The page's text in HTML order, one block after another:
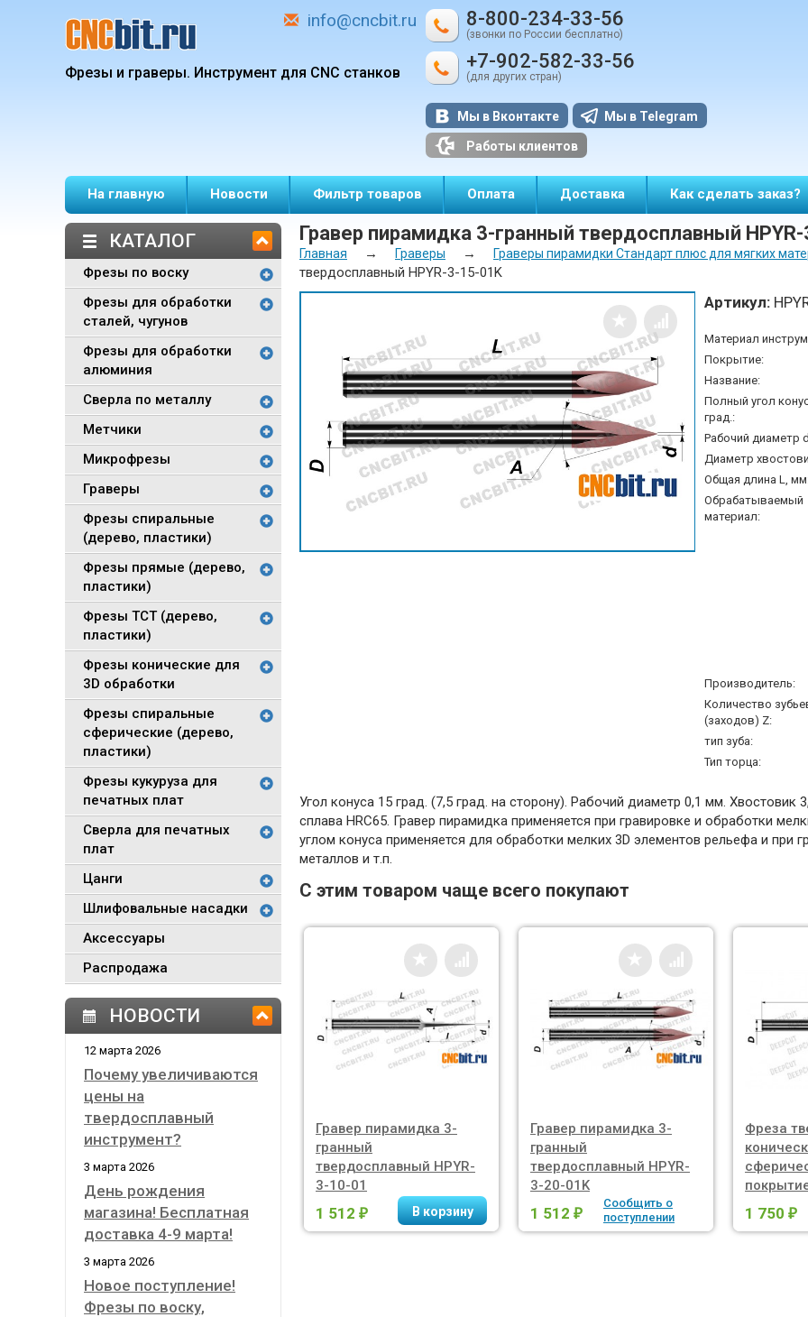
info@cncbit.ru
Фрезы и граверы. Инструмент для CNC станков
8-800-234-33-56
(звонки по России бесплатно)
+7-902-582-33-56
(для других стран)
Мы в Вконтакте Мы в Telegram
Работы клиентов
На главную Новости Фильтр товаров Оплата Доставка Как сделать заказ?
КАТАЛОГ
Фрезы по воску
Фрезы для обработки
сталей, чугунов
Фрезы для обработки
алюминия
Сверла по металлу
Метчики
Микрофрезы
Граверы
Фрезы спиральные
(дерево, пластики)
Фрезы прямые (дерево,
пластики)
Фрезы TCT (дерево,
пластики)
Фрезы конические для
3D обработки
Фрезы спиральные
сферические (дерево,
пластики)
Фрезы кукуруза для
печатных плат
Сверла для печатных
плат
Цанги
Шлифовальные насадки
Аксессуары
Распродажа
НОВОСТИ
12 марта 2026
Почему увеличиваются
цены на
твердосплавный
инструмент?
3 марта 2026
День рождения
магазина! Бесплатная
доставка 4-9 марта!
3 марта 2026
Новое поступление!
Фрезы по воску,
Гравер пирамидка 3-гранный твердосплавный
Главная → Граверы → Граверы пирамидки Стандарт плюс для мягких
твердосплавный HPYR-3-15-01K
Артикул:
Материал
Покрытие:
Название:
Полный угол
град.:
Рабочий диаметр
Диаметр
Общая длина L,
Обрабатываемый
материал:
Производитель:
Количество
(заходов) Z:
тип зуба:
Тип торца:
Угол конуса 15 град. (7,5 град. на сторону). Рабочий диаметр 0,1 мм.
сплава HRC65. Гравер пирамидка применяется при гравировке и обработки
углом конуса применяется для обработки мелких 3D элементов рельефа и при
металлов и т.п.
С этим товаром чаще всего покупают
Гравер пирамидка 3-
гранный
твердосплавный HPYR-
3-10-01
1 512 ₽
Гравер пирамидка 3-
гранный
твердосплавный HPYR-
3-20-01K
1 512 ₽
Сообщить о
поступлении
Фреза
1 750 ₽